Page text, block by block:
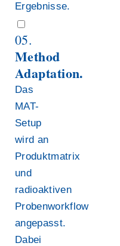
Ergebnisse.
05.
Method
Adaptation.
Das
MAT-
Setup
wird an
Produktmatrix
und
radioaktiven
Probenworkflow
angepasst.
Dabei